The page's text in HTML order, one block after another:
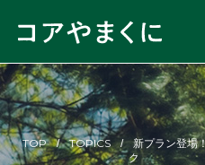
TOP TOPICS
新プラン登場
ク